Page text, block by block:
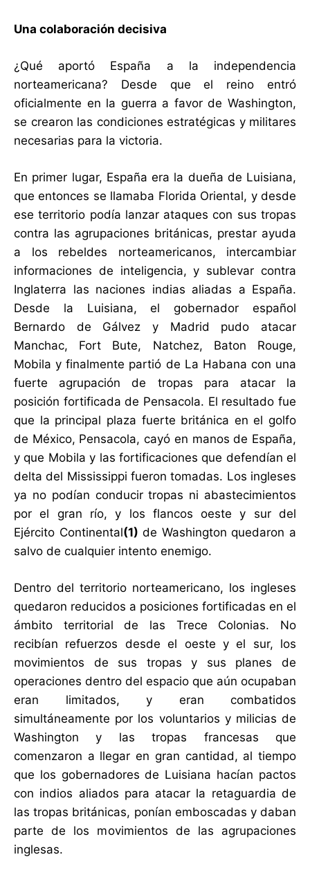
Una colaboración decisiva
¿Qué aportó España a la independencia
norteamericana? Desde que el reino entró
oficialmente en la guerra a favor de Washington,
se crearon las condiciones estratégicas y militares
necesarias para la victoria.
En primer lugar, España era la dueña de Luisiana,
que entonces se llamaba Florida Oriental, y desde
ese territorio podía lanzar ataques con sus tropas
contra las agrupaciones británicas, prestar ayuda
a los rebeldes norteamericanos, intercambiar
informaciones de inteligencia, y sublevar contra
Inglaterra las naciones indias aliadas a España.
Desde la Luisiana, el gobernador español
Bernardo de Gálvez y Madrid pudo atacar
Manchac, Fort Bute, Natchez, Baton Rouge,
Mobila y finalmente partió de La Habana con una
fuerte agrupación de tropas para atacar la
posición fortificada de Pensacola. El resultado fue
que la principal plaza fuerte británica en el golfo
de México, Pensacola, cayó en manos de España,
y que Mobila y las fortificaciones que defendían el
delta del Mississippi fueron tomadas. Los ingleses
ya no podían conducir tropas ni abastecimientos
por el gran río, y los flancos oeste y sur del
Ejército Continental(1) de Washington quedaron a
salvo de cualquier intento enemigo.
Dentro del territorio norteamericano, los ingleses
quedaron reducidos a posiciones fortificadas en el
ámbito territorial de las Trece Colonias. No
recibían refuerzos desde el oeste y el sur, los
movimientos de sus tropas y sus planes de
operaciones dentro del espacio que aún ocupaban
eran limitados, y eran combatidos
simultáneamente por los voluntarios y milicias de
Washington y las tropas francesas que
comenzaron a llegar en gran cantidad, al tiempo
que los gobernadores de Luisiana hacían pactos
con indios aliados para atacar la retaguardia de
las tropas británicas, ponían emboscadas y daban
parte de los movimientos de las agrupaciones
inglesas.